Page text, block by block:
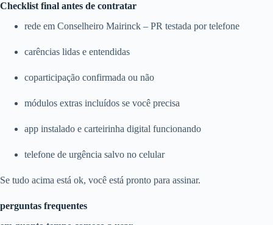
Checklist final antes de contratar
rede em Conselheiro Mairinck – PR testada por telefone
carências lidas e entendidas
coparticipação confirmada ou não
módulos extras incluídos se você precisa
app instalado e carteirinha digital funcionando
telefone de urgência salvo no celular
Se tudo acima está ok, você está pronto para assinar.
perguntas frequentes